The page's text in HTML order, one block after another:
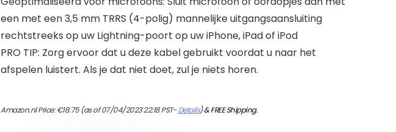
een met een 3,5 mm TRRS (4-polig) mannelijke uitgangsaansluiting
rechtstreeks op uw Lightning-poort op uw iPhone, iPad of iPod
PRO TIP: Zorg ervoor dat u deze kabel gebruikt voordat u naar het
afspelen luistert. Als je dat niet doet, zul je niets horen.
Amazon.nl Price:€18.75(as of 07/04/2023 22:18 PST-Details)&FREE Shipping.